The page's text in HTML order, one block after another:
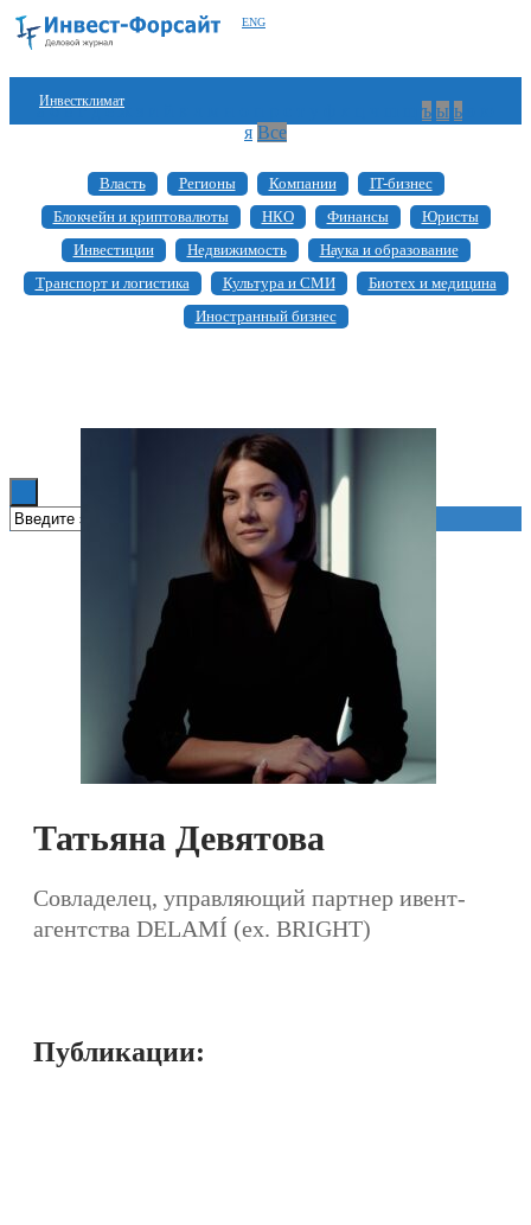
ENG
Инвестклимат
Инвестиции
Блокчейн
Стартапы
а б в г д е ж ъ ы ь
я Все
Власть Регионы Компании
IT-бизнес
Блокчейн и криптовалюты
НКО Финансы
Юристы
Инвестиции
Недвижимость
Наука и образование
Транспорт и логистика
Культура и СМИ
Биотех и медицина
Иностранный бизнес
Татьяна Девятова
Совладелец, управляющий партнер ивент-
агентства DELAMÍ (ex. BRIGHT)
Публикации: